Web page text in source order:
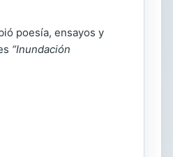
poesía, ensayos y
“Inundación